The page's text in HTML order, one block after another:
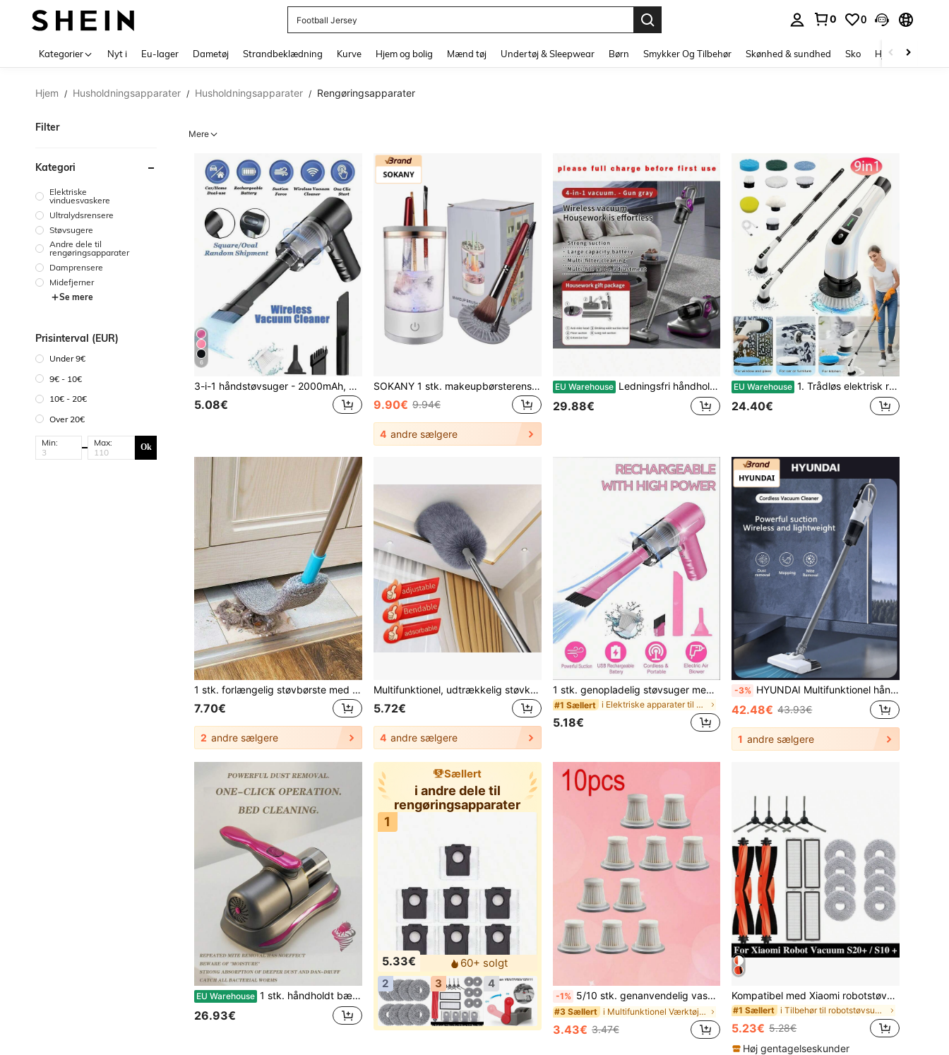
Football Jersey
0 0
Kategorier Nyt i Eu-lager Dametøj Strandbeklædning Kurve Hjem og bolig Mænd tøj Undertøj & Sleepwear Børn Smykker Og Tilbehør Skønhed & sundhed Sko Hjem Tekstiler
Hjem / Husholdningsapparater / Husholdningsapparater / Rengøringsapparater
Filter
Kategori
Elektriske
vinduesvaskere
Ultralydsrensere
Støvsugere
Andre dele til
rengøringsapparater
Damprensere
Midefjerner
Se mere
Prisinterval (EUR)
Under 9€
9€ - 10€
10€ - 20€
Over 20€
Min: Max: Ok
Mere
6
3-i-1 håndstøvsuger - 2000mAh, hurtig opladning, kraftfuld våd- og tørsugning, velegnet til rengøring af bil, hjem og kæledyr, USB-C opladning, vaskbart filter, støjsvag luftrenser, leveres med multidysesæt, essentiel til bilpleje, tastaturrengøring, skrivebordsorganisering, indvendig pleje og rengøringsentusiaster i hjemmet, også en ideel gave til venner og familie.
5.08€
SOKANY 1 stk. makeupbørsterenser, skønhedsrengøringsværktøj, USB-drevet, gennemsigtig krop med klart udsyn, flere tørre-/opbevaringsfunktioner, egnet til makeupbørster i forskellige størrelser
9.90€ 9.94€
4 andre sælgere
EU Warehouse Ledningsfri håndholdt støvsuger til husstøvmider, egnet til bil og hjem, kraftig sugeevne, 2000mAh batterikapacitet
29.88€
EU Warehouse 1. Trådløs elektrisk roterende rengøringsbørste - USB-genopladelig, 7-9 udskiftelige børstehoveder, dobbelt hastighedsjustering, aftageligt teleskophåndtag, batteriniveauindikator, velegnet til rengøring af køkken/stue/badeværelse, litiumbatteridrevet, 7-i-1 og 9-i-1 rengøringsprodukter til husholdningen
24.40€
1 stk. forlængelig støvbørste med bøjet hoved, genanvendelig og vaskbar støvkost til loftsvifte, møbler og bil, rengøringsværktøj og rengøringsartikler
7.70€
2 andre sælgere
Multifunktionel, udtrækkelig støvkost med bøjeligt støvkosthoved - genanvendelig og vaskbar, velegnet til rengøring af høje lofter, møbler og biler
5.72€
4 andre sælgere
1 stk. genopladelig støvsuger med høj effekt og super stærk sugeevne, 2000 mAh genopladeligt lithiumbatteri med ultralang batterilevetid, bærbar støvsuger, perfekt til ferier, sommerferier og rejser, det bedste valg til gaver til venner, dimissionsgaver, skolestartgaver, julepynt, valentinsdagsgaver, gaver til forældre, Halloween, Thanksgiving, personlige gaver, fødselsdagsgaver, nytårsgaver
#1 Sællert i Elektriske apparater til biler
5.18€
-3% HYUNDAI Multifunktionel håndstøvsuger, kraftfuld våd- og tørsugning, velegnet til rengøring af hjemmet, dyrehår og anden støvsugning, justerbart udstyr, anvendelig til hjemmet, kollegieværelset og mere, genopladelig bærbar aftagelig støvsuger
42.48€ 43.93€
1 andre sælgere
EU Warehouse 1 stk. håndholdt bærbar genopladelig støvmidefjerner, støvsuger til hjemmet, hårfjerningsenhed, trådløs håndholdt støvsuger, effektiv rengøring af sengetøj/sofa/dyrehår/tæppe
26.93€
Sællert
i andre dele til
rengøringsapparater
1
5.33€
60+ solgt
2
3 4
-1% 5/10 stk. genanvendelig vaskbar filterpatron til håndholdt trådløs bilstøvsuger, plastmateriale, egnet til specifikke modeller, uden batteri, cyklonsvampfilterpatron, anvendelig til V8-serien
#3 Sællert i Multifunktionel Værktøjstilbehør
3.43€ 3.47€
Kompatibel med Xiaomi robotstøvsuger S20+ / S10 Plus / S20 Plus / S10+ / B108GL / B105 / B108CN B113CN Dele og tilbehør Hovedsidebørste HEPA-filter Udskiftning af moppeklud
#1 Sællert i Tilbehør til robotstøvsugere
5.23€ 5.28€
Høj gentagelseskunder